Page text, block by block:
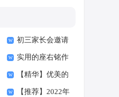
初三家长会邀请
函15篇
实用的座右铭作
文400字集合十篇
【精华】优美的
早安朋友圈问候语34
【推荐】2022年